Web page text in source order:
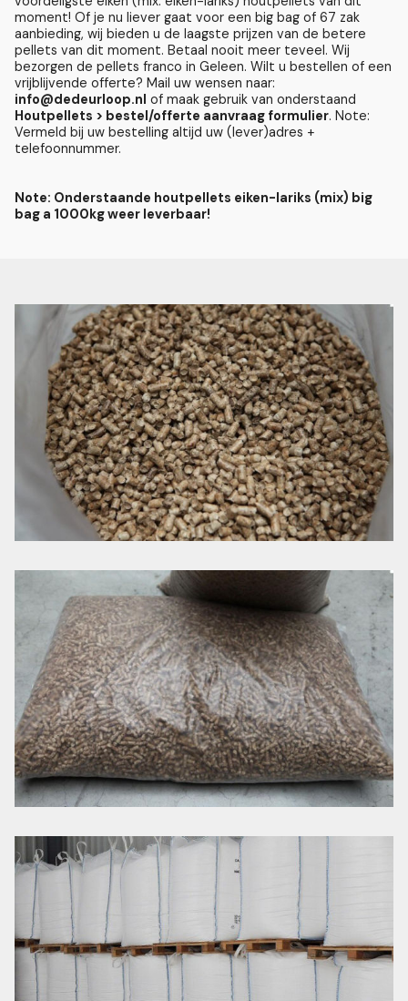
moment! Of je nu liever gaat voor een big bag of 67 zak
aanbieding, wij bieden u de laagste prijzen van de betere
pellets van dit moment. Betaal nooit meer teveel. Wij
bezorgen de pellets franco in Geleen. Wilt u bestellen of een
vrijblijvende offerte? Mail uw wensen naar:
info@dedeurloop.nl of maak gebruik van onderstaand
Houtpellets > bestel/offerte aanvraag formulier. Note:
Vermeld bij uw bestelling altijd uw (lever)adres +
telefoonnummer.
Note: Onderstaande houtpellets eiken-lariks (mix) big
bag a 1000kg weer leverbaar!